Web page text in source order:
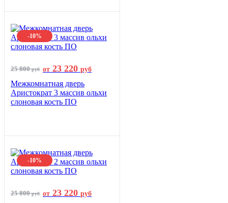
-10%
25 800руб от 23 220 руб
Межкомнатная дверь
Аристократ 3 массив ольхи
слоновая кость ПО
-10%
25 800руб от 23 220 руб